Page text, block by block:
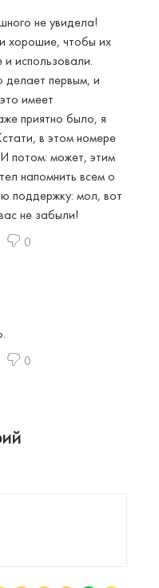
не увидела!
хорошие, чтобы их
использовали.
делает первым, и
имеет
приятно было, я
в этом номере
потом: может, этим
напомнить всем о
поддержку: мол, вот
не забыли!
0
0